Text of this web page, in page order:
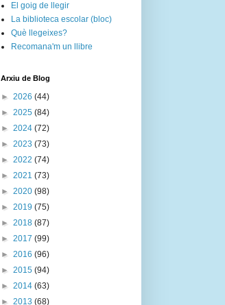
El goig de llegir
La biblioteca escolar (bloc)
Què llegeixes?
Recomana'm un llibre
Arxiu de Blog
► 2026 (44)
► 2025 (84)
► 2024 (72)
► 2023 (73)
► 2022 (74)
► 2021 (73)
► 2020 (98)
► 2019 (75)
► 2018 (87)
► 2017 (99)
► 2016 (96)
► 2015 (94)
► 2014 (63)
► 2013 (68)